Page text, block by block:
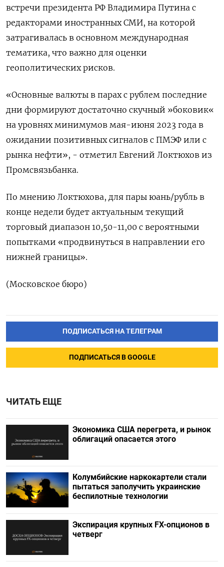
встречи президента РФ Владимира Путина с
редакторами иностранных СМИ, на которой
затрагивалась в основном международная
тематика, что важно для оценки
геополитических рисков.
«Основные валюты в парах с рублем последние
дни формируют достаточно скучный »боковик«
на уровнях минимумов мая-июня 2023 года в
ожидании позитивных сигналов с ПМЭФ или с
рынка нефти», - отметил Евгений Локтюхов из
Промсвязьбанка.
По мнению Локтюхова, для пары юань/рубль в
конце недели будет актуальным текущий
торговый диапазон 10,50-11,00 с вероятными
попытками «продвинуться в направлении его
нижней границы».
(Московское бюро)
ПОДПИСАТЬСЯ НА ТЕЛЕГРАМ
ПОДПИСАТЬСЯ В GOOGLE
ЧИТАТЬ ЕЩЕ
Экономика США перегрета, и рынок
облигаций опасается этого
Колумбийские наркокартели стали
пытаться заполучить украинские
беспилотные технологии
Экспирация крупных FX-опционов в
четверг